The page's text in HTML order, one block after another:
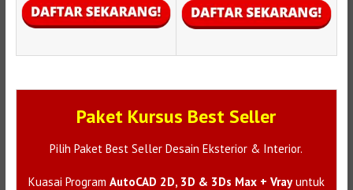
Paket Kursus Best Seller
Pilih Paket Best Seller Desain Eksterior & Interior.
Kuasai Program AutoCAD 2D, 3D & 3Ds Max + Vrayuntuk